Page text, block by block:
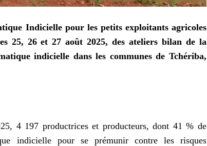
Indicielle pour les petits exploitants agricoles
25, 26 et 27 août 2025, des ateliers bilan de la
indicielle dans les communes de Tchériba,
4 197 productrices et producteurs, dont 41 % de
indicielle pour se prémunir contre les risques